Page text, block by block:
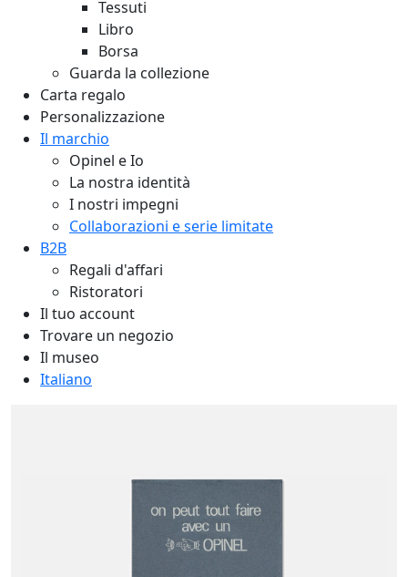
Tessuti
Libro
Borsa
Guarda la collezione
Carta regalo
Personalizzazione
Il marchio
Opinel e Io
La nostra identità
I nostri impegni
Collaborazioni e serie limitate
B2B
Regali d'affari
Ristoratori
Il tuo account
Trovare un negozio
Il museo
Italiano